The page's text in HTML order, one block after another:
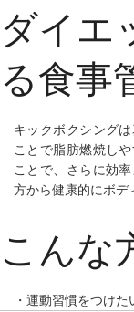
ダイエ
る食事
キックボクシング
ことで脂肪燃焼し
ことで、さらに効
方から健康的にボデ
こんな
・運動習慣をつけ